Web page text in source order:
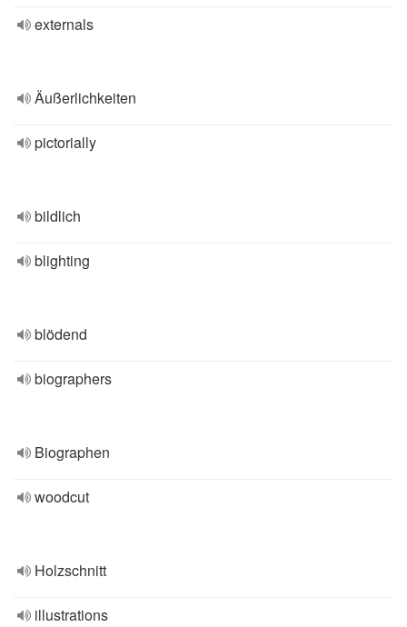
externals
Äußerlichkeiten
pictorially
bildlich
blighting
blödend
biographers
Biographen
woodcut
Holzschnitt
illustrations